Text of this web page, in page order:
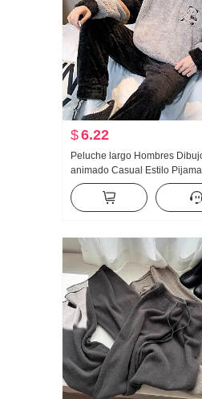
$6.22
Peluche largo Hombres
animado Casual Estilo
de casa Acolchado Calor